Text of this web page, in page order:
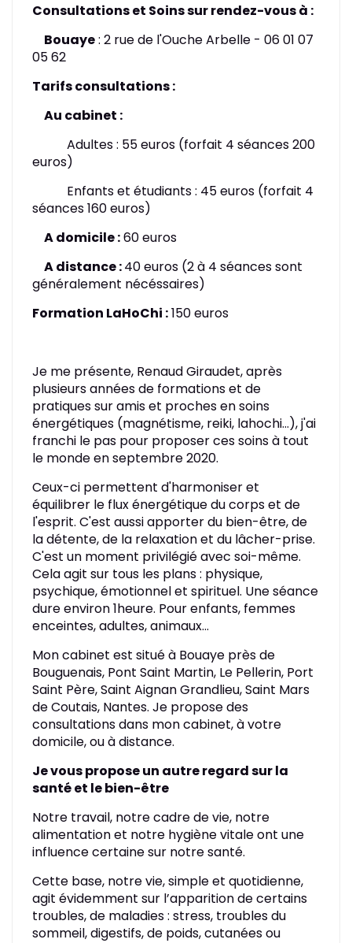
Consultations et Soins sur rendez-vous à :
Bouaye: 2 rue de l'Ouche Arbelle - 06 01 07
05 62
​Tarifs consultations :
Au cabinet :
Adultes : 55 euros (forfait 4 séances 200
euros)
Enfants et étudiants : 45 euros (forfait 4
séances 160 euros)
A domicile :60 euros
A distance :40 euros (2 à 4 séances sont
généralement nécéssaires)
Formation LaHoChi :150 euros
Je me présente, Renaud Giraudet, après
plusieurs années de formations et de
pratiques sur amis et proches en soins
énergétiques (magnétisme, reiki, lahochi...), j'ai
franchi le pas pour proposer ces soins à tout
le monde en septembre 2020.
Ceux-ci permettent d'harmoniser et
équilibrer le flux énergétique du corps et de
l'esprit. C'est aussi apporter du bien-être, de
la détente, de la relaxation et du lâcher-prise.
C'est un moment privilégié avec soi-même.
Cela agit sur tous les plans : physique,
psychique, émotionnel et spirituel. Une séance
dure environ 1heure. Pour enfants, femmes
enceintes, adultes, animaux...
Mon cabinet est situé à Bouaye près de
Bouguenais, Pont Saint Martin, Le Pellerin, Port
Saint Père, Saint Aignan Grandlieu, Saint Mars
de Coutais, Nantes. Je propose des
consultations dans mon cabinet, à votre
domicile, ou à distance.
Je vous propose un autre regard sur la
santé et le bien-être
Notre travail, notre cadre de vie, notre
alimentation et notre hygiène vitale ont une
influence certaine sur notre santé.
Cette base, notre vie, simple et quotidienne,
agit évidemment sur l’apparition de certains
troubles, de maladies : stress, troubles du
sommeil, digestifs, de poids, cutanées ou